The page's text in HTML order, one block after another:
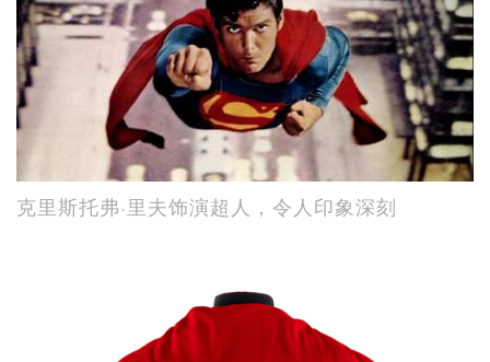
克里斯托弗·里夫饰演超人，令人印象深刻